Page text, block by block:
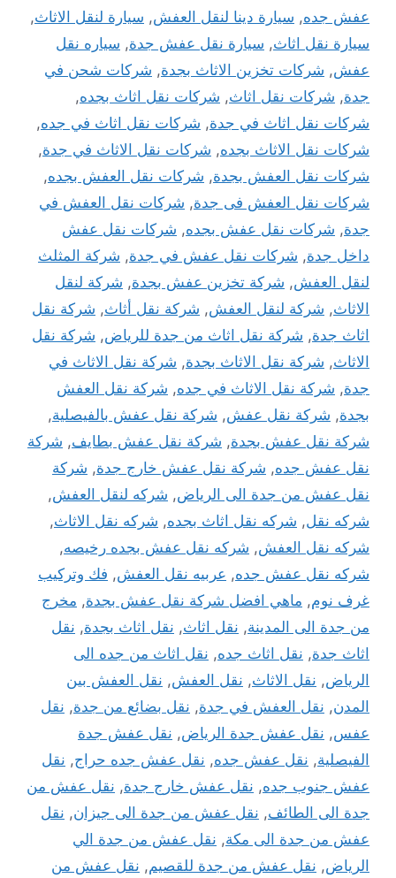
عفش جده, سيارة دينا لنقل العفش, سيارة لنقل الاثاث,
سيارة نقل اثاث, سيارة نقل عفش جدة, سياره نقل
عفش, شركات تخزين الاثاث بجدة, شركات شحن في
جدة, شركات نقل اثاث, شركات نقل اثاث بجده,
شركات نقل اثاث في جدة, شركات نقل اثاث في جده,
شركات نقل الاثاث بجده, شركات نقل الاثاث في جدة,
شركات نقل العفش بجدة, شركات نقل العفش بجده,
شركات نقل العفش فى جدة, شركات نقل العفش في
جدة, شركات نقل عفش بجده, شركات نقل عفش
داخل جدة, شركات نقل عفش في جدة, شركة المثلث
لنقل العفش, شركة تخزين عفش بجدة, شركة لنقل
الاثاث, شركة لنقل العفش, شركة نقل أثاث, شركة نقل
اثاث جدة, شركة نقل اثاث من جدة للرياض, شركة نقل
الاثاث, شركة نقل الاثاث بجدة, شركة نقل الاثاث في
جدة, شركة نقل الاثاث في جده, شركة نقل العفش
بجدة, شركة نقل عفش, شركة نقل عفش بالفيصلية,
شركة نقل عفش بجدة, شركة نقل عفش بطايف, شركة
نقل عفش جده, شركة نقل عفش خارج جدة, شركة
نقل عفش من جدة الى الرياض, شركه لنقل العفش,
شركه نقل, شركه نقل اثاث بجده, شركه نقل الاثاث,
شركه نقل العفش, شركه نقل عفش بجده رخيصه,
شركه نقل عفش جده, عربيه نقل العفش, فك وتركيب
غرف نوم, ماهي افضل شركة نقل عفش بجدة, مخرج
من جدة الى المدينة, نقل اثاث, نقل اثاث بجدة, نقل
اثاث جدة, نقل اثاث جده, نقل اثاث من جده الى
الرياض, نقل الاثاث, نقل العفش, نقل العفش بين
المدن, نقل العفش في جدة, نقل بضائع من جدة, نقل
عفس, نقل عفش جدة الرياض, نقل عفش جدة
الفيصلية, نقل عفش جده, نقل عفش جده حراج, نقل
عفش جنوب جده, نقل عفش خارج جدة, نقل عفش من
جدة الى الطائف, نقل عفش من جدة الى جيزان, نقل
عفش من جدة الى مكة, نقل عفش من جدة الي
الرياض, نقل عفش من جدة للقصيم, نقل عفش من